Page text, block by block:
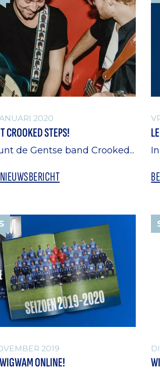
2020
CROOKED STEPS!
de Gentse band Crooked...
2019
ONLINE!